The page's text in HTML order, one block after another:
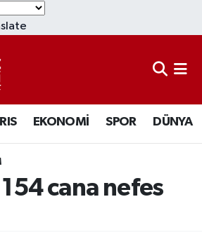
EKONOMİ SPOR DÜNYA
154 cana nefes
Eczaneler
Yoğunluk Haritası
Durumu ve Fikstür